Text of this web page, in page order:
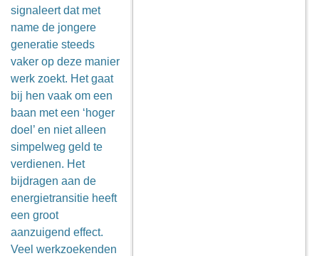
signaleert dat met
name de jongere
generatie steeds
vaker op deze manier
werk zoekt. Het gaat
bij hen vaak om een
baan met een ‘hoger
doel’ en niet alleen
simpelweg geld te
verdienen. Het
bijdragen aan de
energietransitie heeft
een groot
aanzuigend effect.
Veel werkzoekenden